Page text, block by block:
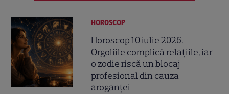
HOROSCOP
Horoscop 10 iulie 2026.
Orgoliile complică relațiile, iar
o zodie riscă un blocaj
profesional din cauza
aroganței